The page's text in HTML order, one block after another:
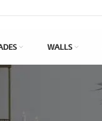
WALLS